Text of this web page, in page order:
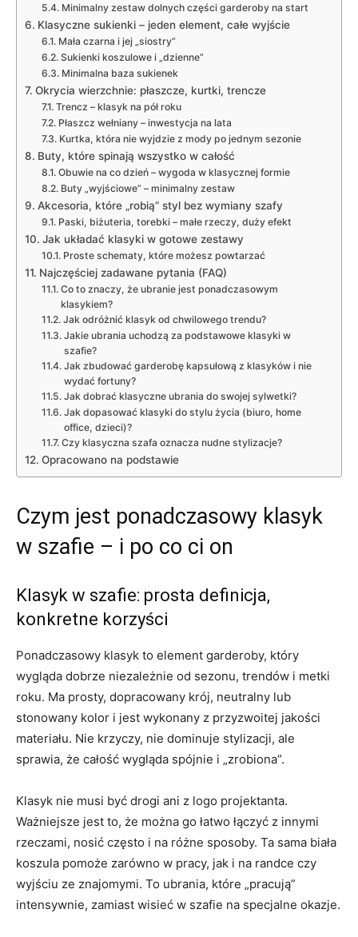
Minimalny zestaw dolnych części garderoby na start
Klasyczne sukienki – jeden element, całe wyjście
Mała czarna i jej „siostry”
Sukienki koszulowe i „dzienne”
Minimalna baza sukienek
Okrycia wierzchnie: płaszcze, kurtki, trencze
Trencz – klasyk na pół roku
Płaszcz wełniany – inwestycja na lata
Kurtka, która nie wyjdzie z mody po jednym sezonie
Buty, które spinają wszystko w całość
Obuwie na co dzień – wygoda w klasycznej formie
Buty „wyjściowe” – minimalny zestaw
Akcesoria, które „robią” styl bez wymiany szafy
Paski, biżuteria, torebki – małe rzeczy, duży efekt
Jak układać klasyki w gotowe zestawy
Proste schematy, które możesz powtarzać
Najczęściej zadawane pytania (FAQ)
Co to znaczy, że ubranie jest ponadczasowym
klasykiem?
Jak odróżnić klasyk od chwilowego trendu?
Jakie ubrania uchodzą za podstawowe klasyki w
szafie?
Jak zbudować garderobę kapsułową z klasyków i nie
wydać fortuny?
Jak dobrać klasyczne ubrania do swojej sylwetki?
Jak dopasować klasyki do stylu życia (biuro, home
office, dzieci)?
Czy klasyczna szafa oznacza nudne stylizacje?
Opracowano na podstawie
Czym jest ponadczasowy klasyk
w szafie – i po co ci on
Klasyk w szafie: prosta definicja,
konkretne korzyści
Ponadczasowy klasyk to element garderoby, który
wygląda dobrze niezależnie od sezonu, trendów i metki
roku. Ma prosty, dopracowany krój, neutralny lub
stonowany kolor i jest wykonany z przyzwoitej jakości
materiału. Nie krzyczy, nie dominuje stylizacji, ale
sprawia, że całość wygląda spójnie i „zrobiona”.
Klasyk nie musi być drogi ani z logo projektanta.
Ważniejsze jest to, że można go łatwo łączyć z innymi
rzeczami, nosić często i na różne sposoby. Ta sama biała
koszula pomoże zarówno w pracy, jak i na randce czy
wyjściu ze znajomymi. To ubrania, które „pracują”
intensywnie, zamiast wisieć w szafie na specjalne okazje.